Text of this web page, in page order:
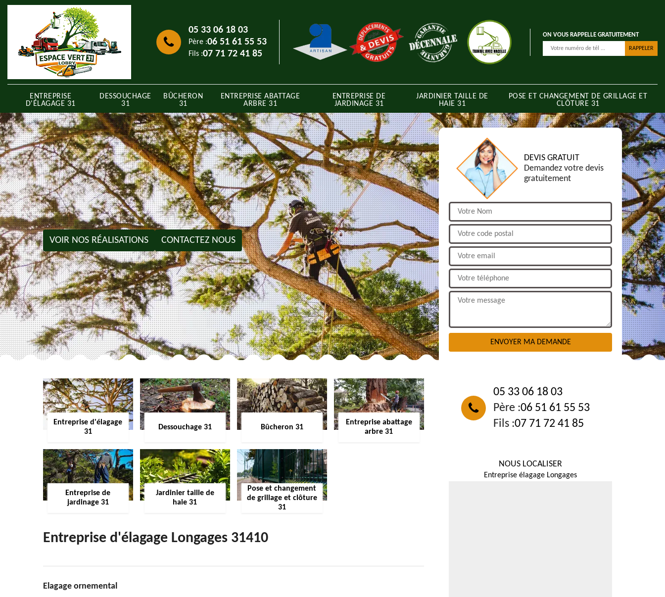
05 33 06 18 03
Père :06 51 61 55 53
Fils :07 71 72 41 85
ON VOUS RAPPELLE GRATUITEMENT
ENTREPRISE
D'ÉLAGAGE 31
DESSOUCHAGE
31
BÛCHERON
31
ENTREPRISE ABATTAGE
ARBRE 31
ENTREPRISE DE
JARDINAGE 31
JARDINIER TAILLE DE
HAIE 31
POSE ET CHANGEMENT DE GRILLAGE ET
CLÔTURE 31
VOIR NOS RÉALISATIONS CONTACTEZ NOUS
Entreprise d'élagage
31
Dessouchage 31 Bûcheron 31
Entreprise abattage
arbre 31
Entreprise de
jardinage 31
Jardinier taille de
haie 31
Pose et changement
de grillage et clôture
31
Entreprise d'élagage Longages 31410
Elagage ornemental
DEVIS GRATUIT
Demandez votre devis
gratuitement
05 33 06 18 03
Père :06 51 61 55 53
Fils :07 71 72 41 85
NOUS LOCALISER
Entreprise élagage Longages